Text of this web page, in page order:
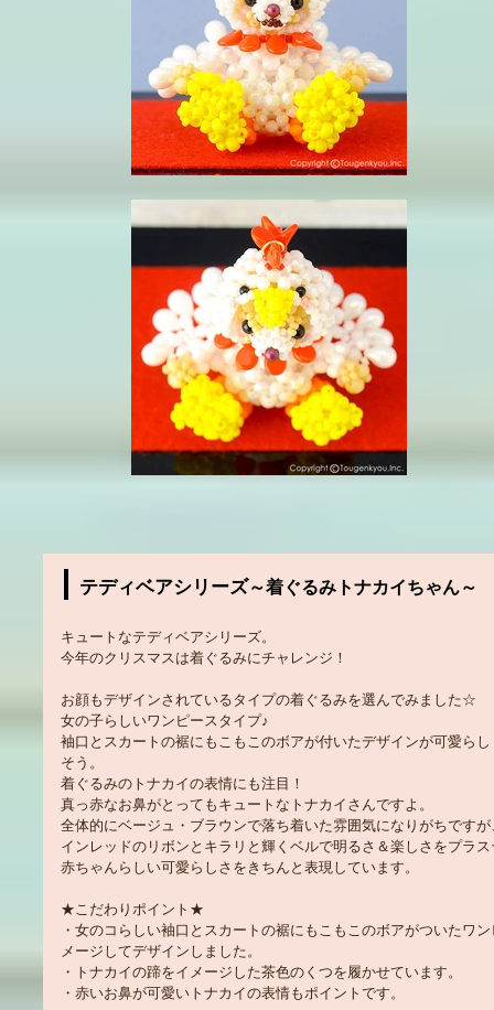
テディベアシリーズ～着ぐるみトナカイちゃん～
キュートなテディベアシリーズ。
今年のクリスマスは着ぐるみにチャレンジ！
お顔もデザインされているタイプの着ぐるみを選んでみました☆
女の子らしいワンピースタイプ♪
袖口とスカートの裾にもこもこのボアが付いたデザインが可愛ら
そう。
着ぐるみのトナカイの表情にも注目！
真っ赤なお鼻がとってもキュートなトナカイさんですよ。
全体的にベージュ・ブラウンで落ち着いた雰囲気になりがちです
インレッドのリボンとキラリと輝くベルで明るさ＆楽しさをプラ
赤ちゃんらしい可愛らしさをきちんと表現しています。
★こだわりポイント★
・女のコらしい袖口とスカートの裾にもこもこのボアがついたワ
メージしてデザインしました。
・トナカイの蹄をイメージした茶色のくつを履かせています。
・赤いお鼻が可愛いトナカイの表情もポイントです。